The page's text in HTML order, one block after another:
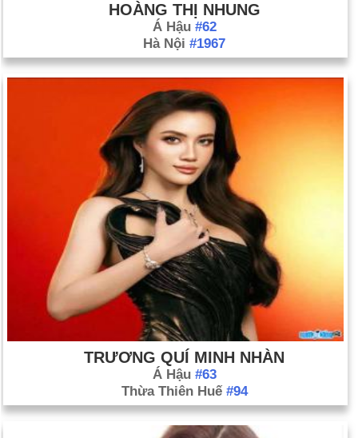
Hàng triệu cử tri Iraq phê chuẩn hiến pháp mới (ngày 15 tháng
Cựu tổng thống Iraq Saddam Hussein ra tòa vì tội giết 143
người ở thị trấn Dujail, Iraq, vào năm 1982 (ngày 19 tháng 10).
Bạo loạn bạo lực kéo dài vài tuần bắt đầu ở các vùng ngoại ô
nghèo khó của Pháp-Ả Rập và Pháp-Phi của Paris sau khi hai
cậu bé vô tình bị giết khi trốn cảnh sát (ngày 27 tháng 10).
Ellen Johnson-Sirleaf trở thành người phụ nữ đầu tiên của
châu Phi được bầu làm nguyên thủ quốc gia (ngày 11 tháng
Thủ tướng Israel Ariel Sharon từ chức lãnh đạo Đảng Likud do
ông thành lập để thành lập một tổ chức mới, trung tâm hơn, có
tên là Kadima (ngày 21 tháng 11).
Khoảng 11 triệu người Iraq (70% số cử tri đã đăng ký của đất
nước) lần lượt chọn Quốc hội thường trực đầu tiên của họ kể
từ khi Saddam Hussein bị lật đổ (ngày 15 tháng 12). Xem
thêm Iraq; Dòng thời gian Iraq.
Xem thêm Mọi người trong Tin tức, Câu đố về Tin tức năm
2005 và 2005.
HOÀNG THỊ NHUNG
Á Hậu #62
Hà Nội #1967
TRƯƠNG QUÍ MINH NHÀN
Á Hậu #63
Thừa Thiên Huế #94